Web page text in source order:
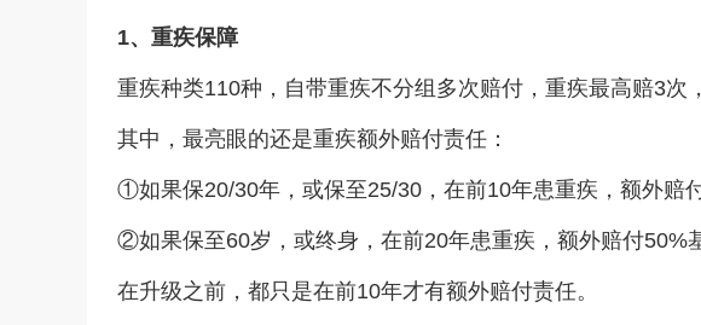
1、重疾保障
重疾种类110种，自带重疾不分组多次赔付，重疾最高赔3次
其中，最亮眼的还是重疾额外赔付责任：
①如果保20/30年，或保至25/30，在前10年患重疾，额外赔
②如果保至60岁，或终身，在前20年患重疾，额外赔付50%
在升级之前，都只是在前10年才有额外赔付责任。